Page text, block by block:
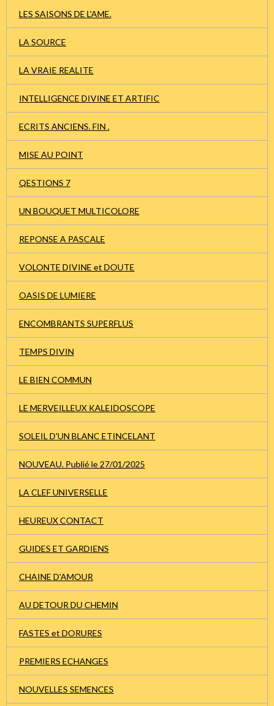
LES SAISONS DE L'AME.
LA SOURCE
LA VRAIE REALITE
INTELLIGENCE DIVINE ET ARTIFIC
ECRITS ANCIENS. FIN .
MISE AU POINT
QESTIONS 7
UN BOUQUET MULTICOLORE
REPONSE A PASCALE
VOLONTE DIVINE et DOUTE
OASIS DE LUMIERE
ENCOMBRANTS SUPERFLUS
TEMPS DIVIN
LE BIEN COMMUN
LE MERVEILLEUX KALEIDOSCOPE
SOLEIL D'UN BLANC ETINCELANT
NOUVEAU. Publié le 27/01/2025
LA CLEF UNIVERSELLE
HEUREUX CONTACT
GUIDES ET GARDIENS
CHAINE D'AMOUR
AU DETOUR DU CHEMIN
FASTES et DORURES
PREMIERS ECHANGES
NOUVELLES SEMENCES